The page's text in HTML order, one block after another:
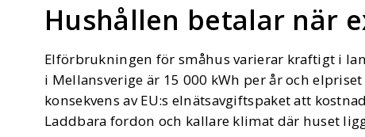
Hushållen betalar när
Elförbrukningen för småhus varierar kraftigt i
i Mellansverige är 15 000 kWh per år och
konsekvens av EU:s elnätsavgiftspaket att
Laddbara fordon och kallare klimat där huset